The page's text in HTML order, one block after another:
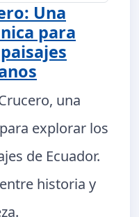
Una
para
una
explorar los
de Ecuador.
historia y